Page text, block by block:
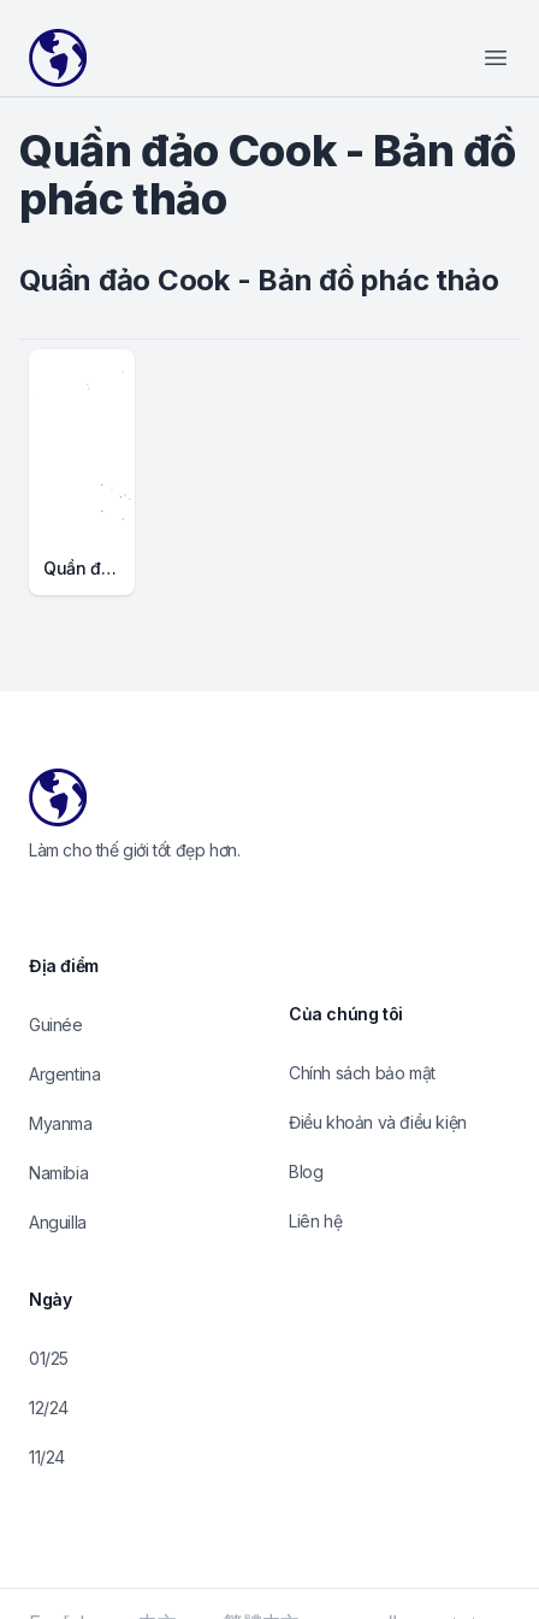
Your Company
Quần đảo Cook - Bản đồ
phác thảo
Quần đảo Cook - Bản đồ phác thảo
Quần đảo CookBản đồ phác thảo
Làm cho thế giới tốt đẹp hơn.
Địa điểm
Guinée
Argentina
Myanma
Namibia
Anguilla
Ngày
01/25
12/24
11/24
Của chúng tôi
Chính sách bảo mật
Điều khoản và điều kiện
Blog
Liên hệ